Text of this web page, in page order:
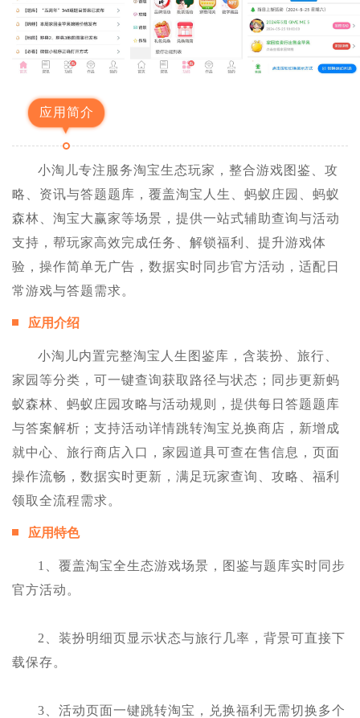
应用简介
小淘儿专注服务淘宝生态玩家，整合游戏图鉴、攻
略、资讯与答题题库，覆盖淘宝人生、蚂蚁庄园、蚂蚁
森林、淘宝大赢家等场景，提供一站式辅助查询与活动
支持，帮玩家高效完成任务、解锁福利、提升游戏体
验，操作简单无广告，数据实时同步官方活动，适配日
常游戏与答题需求。
应用介绍
小淘儿内置完整淘宝人生图鉴库，含装扮、旅行、
家园等分类，可一键查询获取路径与状态；同步更新蚂
蚁森林、蚂蚁庄园攻略与活动规则，提供每日答题题库
与答案解析；支持活动详情跳转淘宝兑换商店，新增成
就中心、旅行商店入口，家园道具可查在售信息，页面
操作流畅，数据实时更新，满足玩家查询、攻略、福利
领取全流程需求。
应用特色
1、覆盖淘宝全生态游戏场景，图鉴与题库实时同步
官方活动。
2、装扮明细页显示状态与旅行几率，背景可直接下
载保存。
3、活动页面一键跳转淘宝，兑换福利无需切换多个